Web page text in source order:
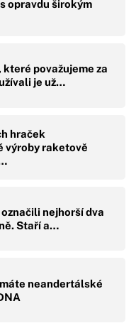
opravdu širokým
které považujeme za
je už…
hraček
výroby raketově
nejhorší dva
Staří a…
neandertálské